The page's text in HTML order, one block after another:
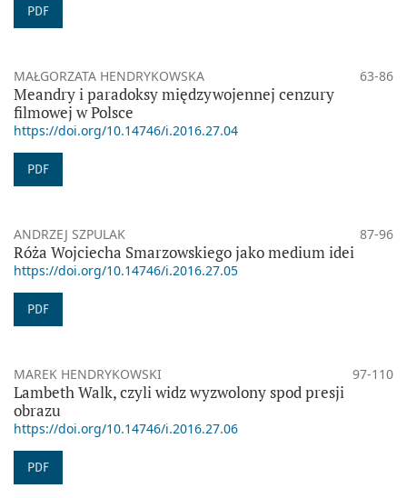
PDF
MAŁGORZATA HENDRYKOWSKA 63-86
Meandry i paradoksy międzywojennej cenzury
filmowej w Polsce
https://doi.org/10.14746/i.2016.27.04
PDF
ANDRZEJ SZPULAK 87-96
Róża Wojciecha Smarzowskiego jako medium idei
https://doi.org/10.14746/i.2016.27.05
PDF
MAREK HENDRYKOWSKI 97-110
Lambeth Walk, czyli widz wyzwolony spod presji
obrazu
https://doi.org/10.14746/i.2016.27.06
PDF